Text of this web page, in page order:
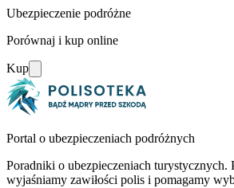
Ubezpieczenie podróżne
Porównaj i kup online
Kup
Portal o ubezpieczeniach podróżnych
Poradniki o ubezpieczeniach turystycznych.
wyjaśniamy zawiłości polis i pomagamy